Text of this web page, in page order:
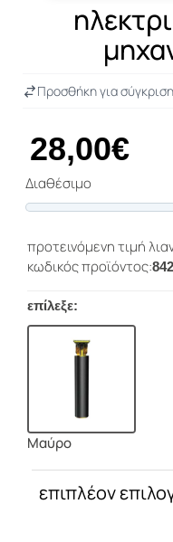
28,00€
Διαθέσιμο
Προσθήκη για σύγκριση
προτεινόμενη τιμή
κωδικός προϊόντος:842
επίλεξε:
Μαύρο
επιπλέον